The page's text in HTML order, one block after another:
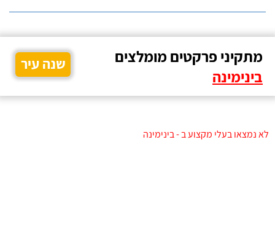
מתקיני פרקטים מומלצים
בינימינה
שנה עיר
לא נמצאו בעלי מקצוע ב - בינימינה